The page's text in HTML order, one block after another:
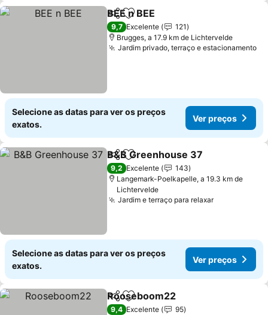
PartilharAdicionar aos favoritos
BEE n BEE
9,7 Excelente
121
Brugges, a 17.9 km de Lichtervelde
Jardim privado, terraço e estacionamento
Selecione as datas para ver os preços
exatos.
Ver preços
PartilharAdicionar aos favoritos
B&B Greenhouse 37
9,2 Excelente
143
Langemark-Poelkapelle, a 19.3 km de
Lichtervelde
Jardim e terraço para relaxarVer preços
Selecione as datas para ver os preços
exatos.
Ver preços
PartilharAdicionar aos favoritos
Rooseboom22
9,4 Excelente
95